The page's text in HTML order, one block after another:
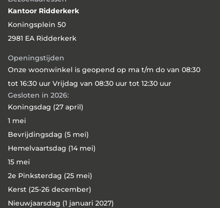
Kantoor Ridderkerk
Koningsplein 50
2981 EA Ridderkerk
Openingstijden
Onze woonwinkel is geopend op ma t/m do van 08:30
tot 16:30 uur Vrijdag van 08:30 uur tot 12:30 uur
Gesloten in 2026:
Koningsdag (27 april)
1 mei
Bevrijdingsdag (5 mei)
Hemelvaartsdag (14 mei)
15 mei
2e Pinksterdag (25 mei)
Kerst (25-26 december)
Nieuwjaarsdag (1 januari 2027)